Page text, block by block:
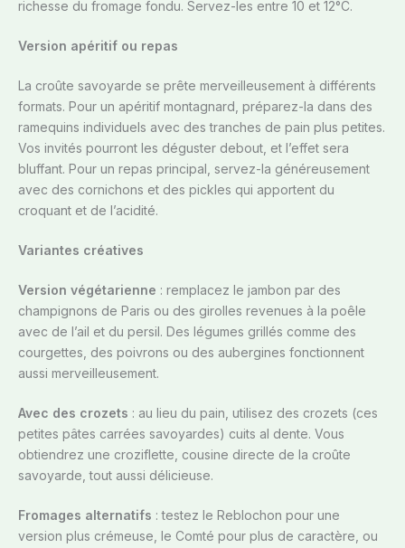
richesse du fromage fondu. Servez-les entre 10 et 12°C.
Version apéritif ou repas
La croûte savoyarde se prête merveilleusement à différents
formats. Pour un apéritif montagnard, préparez-la dans des
ramequins individuels avec des tranches de pain plus petites.
Vos invités pourront les déguster debout, et l’effet sera
bluffant. Pour un repas principal, servez-la généreusement
avec des cornichons et des pickles qui apportent du
croquant et de l’acidité.
Variantes créatives
Version végétarienne : remplacez le jambon par des
champignons de Paris ou des girolles revenues à la poêle
avec de l’ail et du persil. Des légumes grillés comme des
courgettes, des poivrons ou des aubergines fonctionnent
aussi merveilleusement.
Avec des crozets : au lieu du pain, utilisez des crozets (ces
petites pâtes carrées savoyardes) cuits al dente. Vous
obtiendrez une croziflette, cousine directe de la croûte
savoyarde, tout aussi délicieuse.
Fromages alternatifs : testez le Reblochon pour une
version plus crémeuse, le Comté pour plus de caractère, ou